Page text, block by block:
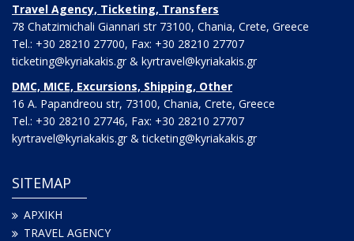
Travel Agency, Ticketing, Transfers
78 Chatzimichali Giannari str 73100, Chania, Crete, Greece
Tel.: +30 28210 27700, Fax: +30 28210 27707
ticketing@kyriakakis.gr & kyrtravel@kyriakakis.gr
DMC, MICE, Excursions, Shipping, Other
16 A. Papandreou str, 73100, Chania, Crete, Greece
Tel.: +30 28210 27746, Fax: +30 28210 27707
kyrtravel@kyriakakis.gr & ticketing@kyriakakis.gr
SITEMAP
ΑΡΧΙΚΗ
TRAVEL AGENCY